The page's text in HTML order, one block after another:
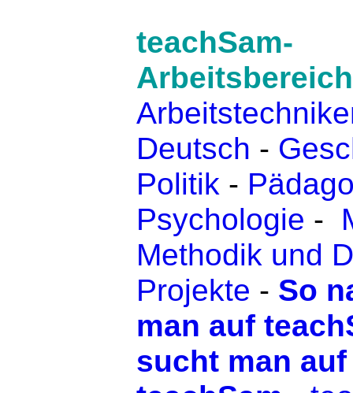
teachSam-
Deutsch -
Politik -
Psychologie -
Methodik und
Projekte - So
man auf
sucht man auf